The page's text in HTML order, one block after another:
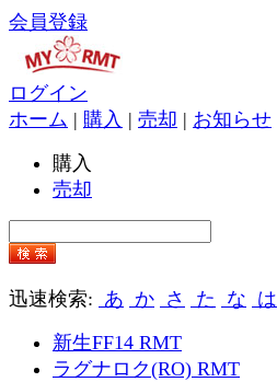
会員登録
ログイン
ホーム | 購入 | 売却 | お知らせ
購入
売却
迅速検索: あ か さ た な は
新生FF14 RMT
ラグナロク(RO) RMT